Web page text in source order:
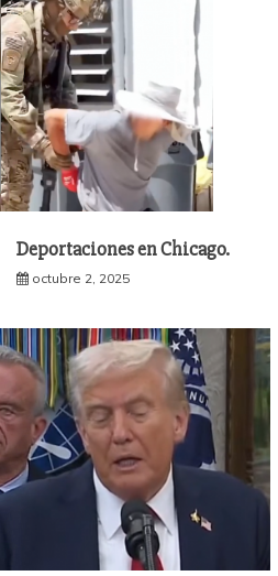
Deportaciones en Chicago.
octubre 2, 2025